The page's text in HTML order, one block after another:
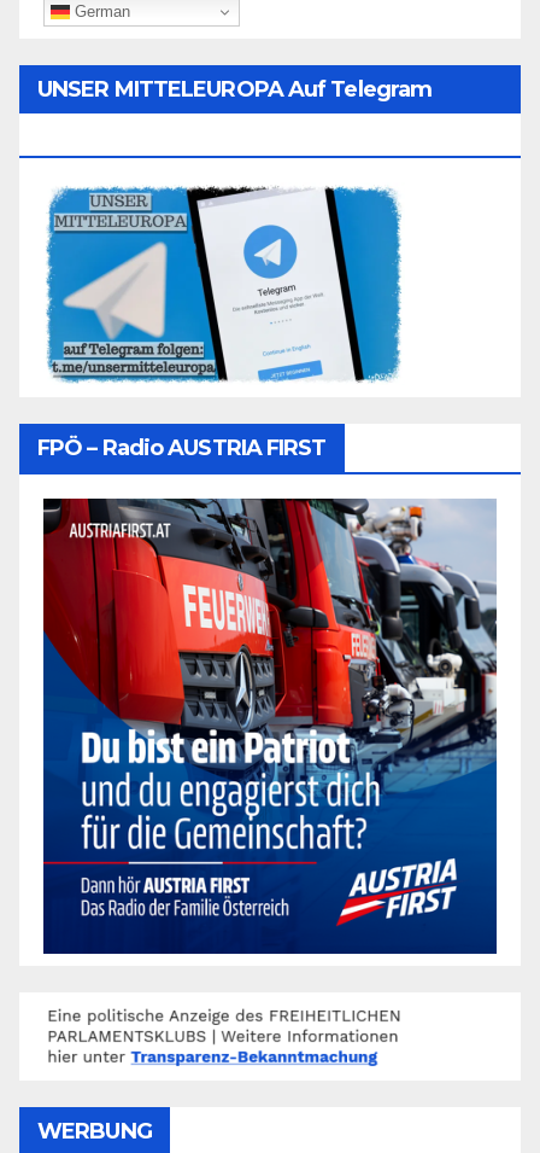
German
UNSER MITTELEUROPA Auf Telegram
FPÖ – Radio AUSTRIA FIRST
WERBUNG